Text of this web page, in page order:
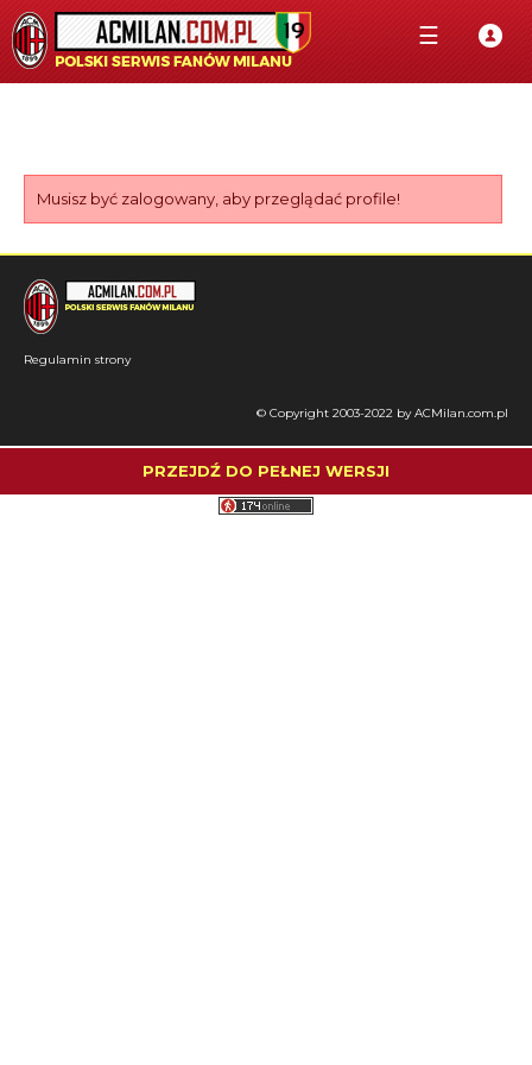
☰
Musisz być zalogowany, aby przeglądać profile!
Regulamin strony
© Copyright 2003-2022 by ACMilan.com.pl
PRZEJDŹ DO PEŁNEJ WERSJI